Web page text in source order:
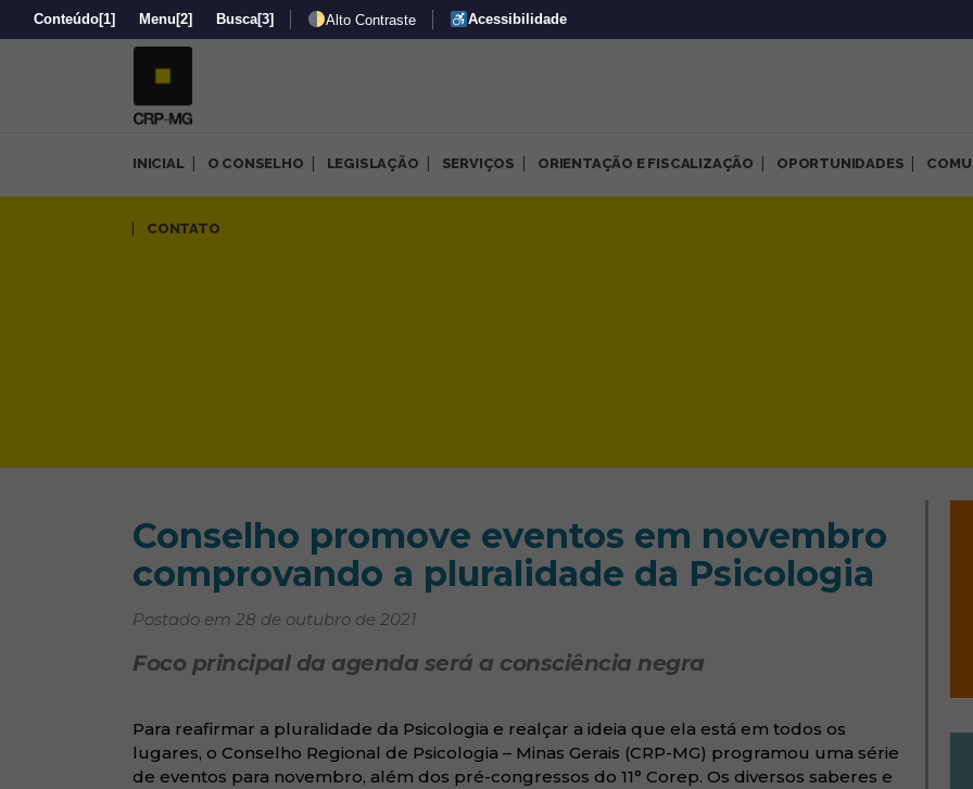
Conteúdo[1] Menu [2] Busca[3] Alto Contraste Acessibilidade
INICIAL O CONSELHO LEGISLAÇÃO SERVIÇOS ORIENTAÇÃO E FISCALIZAÇÃO OPORTUNIDADES
CONTATO
Conselho promove eventos em novembro comprovando
Conselho promove eventos em novembro
comprovando a pluralidade da Psicologia
Postado em 28 de outubro de 2021
Foco principal da agenda será a consciência negra
Para reafirmar a pluralidade da Psicologia e realçar a ideia que ela está em todos os
lugares, o Conselho Regional de Psicologia – Minas Gerais (CRP-MG) programou uma série
de eventos para novembro, além dos pré-congressos do 11° Corep. Os diversos saberes e